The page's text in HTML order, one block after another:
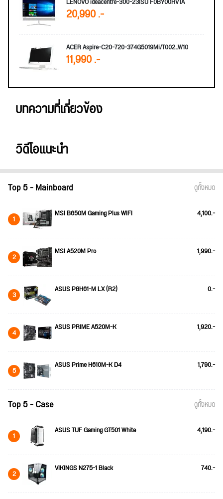
20,990 .-
ACER Aspire-C20-720-374G5019Mi/T002_W10
11,990 .-
บทความที่เกี่ยวข้อง
วิดีโอแนะนำ
Top 5 - Mainboard ดูทั้งหมด
1 MSI B650M Gaming Plus WIFI 4,100.-
2 MSI A520M Pro 1,990.-
3 ASUS P8H61-M LX (R2) 0.-
4 ASUS PRIME A520M-K 1,920.-
5 ASUS Prime H610M-K D4 1,790.-
Top 5 - Case ดูทั้งหมด
1 ASUS TUF Gaming GT501 White 4,190.-
2 VIKINGS N275-1 Black 740.-